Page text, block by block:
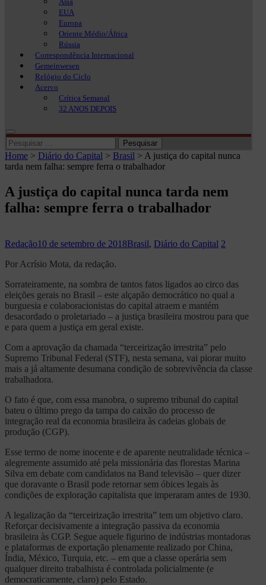
EUA
Europa
Oriente Médio/África
Rússia
Correspondência Internacional
Gemeinwesen
Relógio do Ciclo
Acervo
Crítica Semanal
32 ANOS DEPOIS
Pesquisar
por:
Home > Diário do Capital > Brasil > A justiça do capital nunca
tarda nem falha: sempre ferra o trabalhador
A justiça do capital nunca tarda nem
falha: sempre ferra o trabalhador
Redação10 de setembro de 2018Brasil, Diário do Capital 2
Por Acrísio Mota, da redação.
Sorrateiramente, na sombra de tantos fatos ligados ao circo das
eleições gerais no Brasil – este alçapão democrático no qual a
burguesia e colaboracionistas do capital atraem e mantém
desacordado o proletariado – a justiça brasileira mostrou para que
e para quem a justiça em geral existe.
Com a aprovação da chamada “terceirização irrestrita” pelo
Supremo Tribunal Federal (STF), nesta semana, vai piorar muito
mais a já altamente desumana condição de sobrevivência da classe
trabalhadora.
O fato é que, com essa manobra, o supremo tribunal do capital
bateu o último prego da tampa do caixão do processo de
integração real da economia brasileira às cadeias globais de
produção (CGP).
Esse termo de nome inocente e de aparente neutralidade técnica –
alegremente assumido até pela missionária das florestas Marina
Silva em debate com candidatos na Band televisão – quer dizer
que doravante o Brasil pode retornar sem óbices legais às
condições de exploração capitalista que imperaram antes de 1930.
A legalização da “terceirização irrestrita” tem um objetivo claro.
Reforçar decisivamente a integração passiva da economia
brasileira às CGP. Segue aquele figurino de indústrias montadoras
e plataformas de exportação plenamente realizado por China,
Índia, México, Turquia, etc. – em que a classe operária sem
qualquer direito trabalhista é controlada policialmente (e
democraticamente, claro) pelo Estado.